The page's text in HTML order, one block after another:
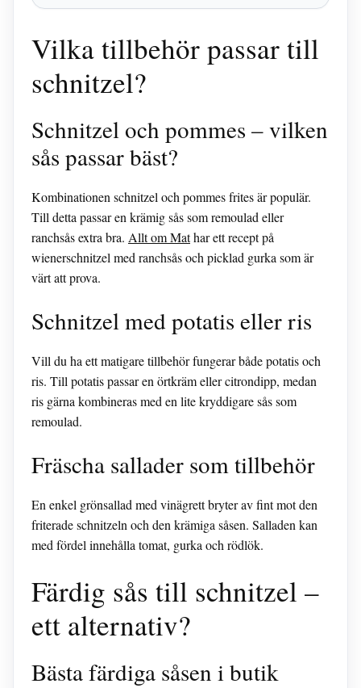
Vilka tillbehör passar till
schnitzel?
Schnitzel och pommes – vilken
sås passar bäst?
Kombinationen schnitzel och pommes frites är populär.
Till detta passar en krämig sås som remoulad eller
ranchsås extra bra. Allt om Mathar ett recept på
wienerschnitzel med ranchsås och picklad gurka som är
värt att prova.
Schnitzel med potatis eller ris
Vill du ha ett matigare tillbehör fungerar både potatis och
ris. Till potatis passar en örtkräm eller citrondipp, medan
ris gärna kombineras med en lite kryddigare sås som
remoulad.
Fräscha sallader som tillbehör
En enkel grönsallad med vinägrett bryter av fint mot den
friterade schnitzeln och den krämiga såsen. Salladen kan
med fördel innehålla tomat, gurka och rödlök.
Färdig sås till schnitzel –
ett alternativ?
Bästa färdiga såsen i butik